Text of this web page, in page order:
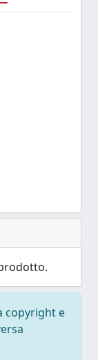
copyright e